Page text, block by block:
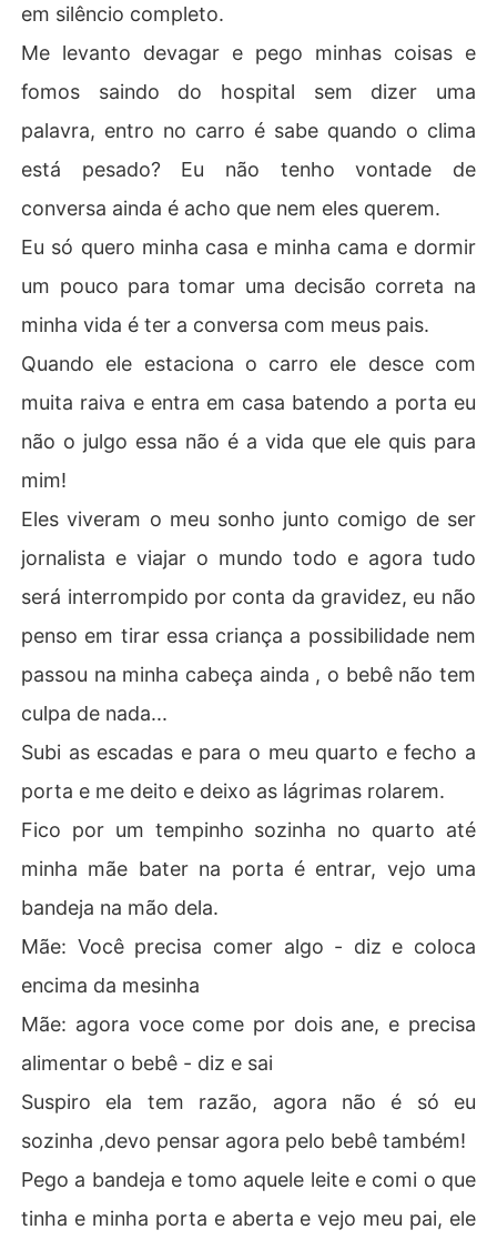
em silêncio completo.
Me levanto devagar e pego minhas coisas e
fomos saindo do hospital sem dizer uma
palavra, entro no carro é sabe quando o clima
está pesado? Eu não tenho vontade de
conversa ainda é acho que nem eles querem.
Eu só quero minha casa e minha cama e dormir
um pouco para tomar uma decisão correta na
minha vida é ter a conversa com meus pais.
Quando ele estaciona o carro ele desce com
muita raiva e entra em casa batendo a porta eu
não o julgo essa não é a vida que ele quis para
mim!
Eles viveram o meu sonho junto comigo de ser
jornalista e viajar o mundo todo e agora tudo
será interrompido por conta da gravidez, eu não
penso em tirar essa criança a possibilidade nem
passou na minha cabeça ainda , o bebê não tem
culpa de nada...
Subi as escadas e para o meu quarto e fecho a
porta e me deito e deixo as lágrimas rolarem.
Fico por um tempinho sozinha no quarto até
minha mãe bater na porta é entrar, vejo uma
bandeja na mão dela.
Mãe: Você precisa comer algo - diz e coloca
encima da mesinha
Mãe: agora voce come por dois ane, e precisa
alimentar o bebê - diz e sai
Suspiro ela tem razão, agora não é só eu
sozinha ,devo pensar agora pelo bebê também!
Pego a bandeja e tomo aquele leite e comi o que
tinha e minha porta e aberta e vejo meu pai, ele